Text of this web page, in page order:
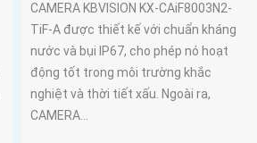
CAMERA KBVISION KX-CAiF8003N2-
TiF-A được thiết kế với chuẩn kháng
nước và bụi IP67, cho phép nó hoạt
động tốt trong môi trường khắc
nghiệt và thời tiết xấu. Ngoài ra,
CAMERA...